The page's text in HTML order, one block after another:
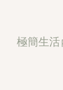
極簡生活